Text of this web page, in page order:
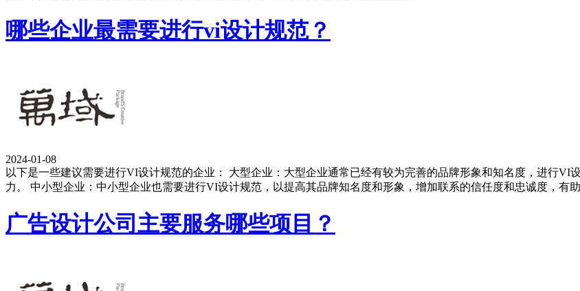
哪些企业最需要进行vi设计规范？
2024-01-08
以下是一些建议需要进行VI设计规范的企业： 大型企业：大型企业通常已经有较为完善的品牌形象和知名度，进行
力。 中小型企业：中小型企业也需要进行VI设计规范，以提高其品牌知名度和形象，增加联系的信任度和忠诚度，有
广告设计公司主要服务哪些项目？